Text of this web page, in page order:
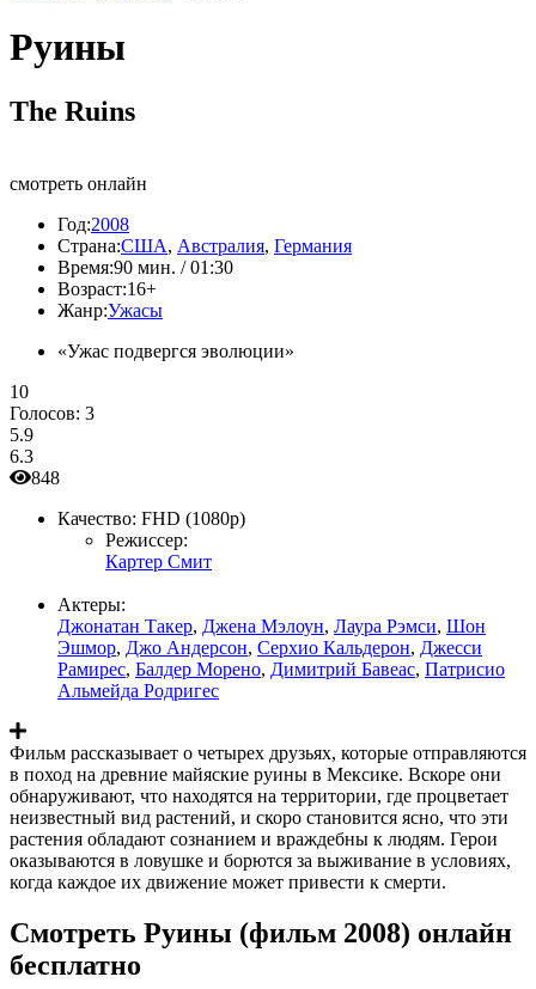
Руины
The Ruins
смотреть онлайн
Год:2008
Страна:США, Австралия, Германия
Время:90 мин. / 01:30
Возраст:16+
Жанр:Ужасы
«Ужас подвергся эволюции»
10
Голосов: 3
5.9
6.3
848
Качество: FHD (1080p)
Режиссер:
Картер Смит
Актеры:
Джонатан Такер, Джена Мэлоун, Лаура Рэмси, Шон
Эшмор, Джо Андерсон, Серхио Кальдерон, Джесси
Рамирес, Балдер Морено, Димитрий Бавеас, Патрисио
Альмейда Родригес
Фильм рассказывает о четырех друзьях, которые отправляются
в поход на древние майяские руины в Мексике. Вскоре они
обнаруживают, что находятся на территории, где процветает
неизвестный вид растений, и скоро становится ясно, что эти
растения обладают сознанием и враждебны к людям. Герои
оказываются в ловушке и борются за выживание в условиях,
когда каждое их движение может привести к смерти.
Смотреть Руины (фильм 2008) онлайн
бесплатно